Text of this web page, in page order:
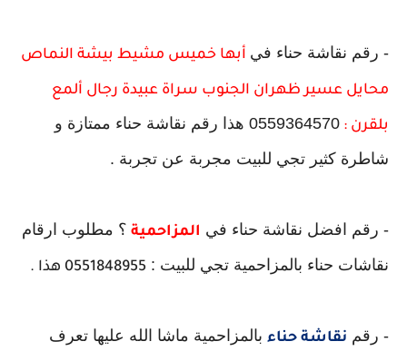
- رقم نقاشة حناء في أبها خميس مشيط بيشة النماص
محايل عسير ظهران الجنوب سراة عبيدة رجال ألمع
بلقرن :
0559364570 هذا رقم نقاشة حناء ممتازة و
شاطرة كثير تجي للبيت مجربة عن تجربة .
- رقم افضل نقاشة حناء في المزاحمية ؟ مطلوب ارقام
نقاشات حناء بالمزاحمية تجي للبيت : 0551848955 هذا .
- رقم نقاشة حناء بالمزاحمية ماشا الله عليها تعرف